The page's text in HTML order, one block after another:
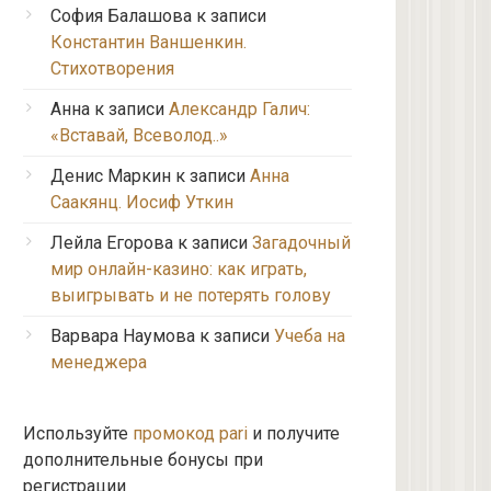
София Балашова к записи
Константин Ваншенкин.
Стихотворения
Анна к записи Александр Галич:
«Вставай, Всеволод..»
Денис Маркин к записи Анна
Саакянц. Иосиф Уткин
Лейла Егорова к записи Загадочный
мир онлайн-казино: как играть,
выигрывать и не потерять голову
Варвара Наумова к записи Учеба на
менеджера
Используйте промокод pari и получите
дополнительные бонусы при
регистрации